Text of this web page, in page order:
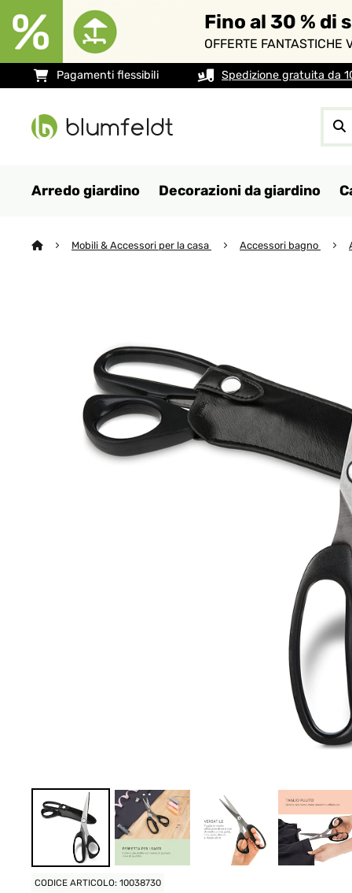
Fino al 30 %
OFFERTE FANTASTICHE
Pagamenti flessibili Spedizione gratuita da
Arredo giardino Decorazioni da giardino
Mobili & Accessori per la casa Accessori bagno
CODICE ARTICOLO: 10038730